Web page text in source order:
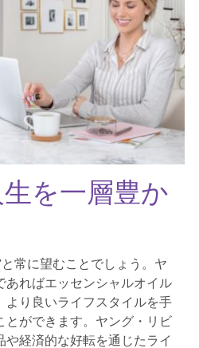
を一層豊か
と常に望むことでしょう。ヤ
あればエッセンシャルオイル
より良いライフスタイルを手
とができます。ヤング・リビ
や経済的な好転を通じたライ